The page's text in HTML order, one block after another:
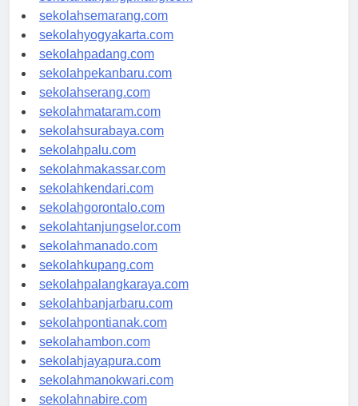
sekolahtanjungpinang.com
sekolahsemarang.com
sekolahyogyakarta.com
sekolahpadang.com
sekolahpekanbaru.com
sekolahserang.com
sekolahmataram.com
sekolahsurabaya.com
sekolahpalu.com
sekolahmakassar.com
sekolahkendari.com
sekolahgorontalo.com
sekolahtanjungselor.com
sekolahmanado.com
sekolahkupang.com
sekolahpalangkaraya.com
sekolahbanjarbaru.com
sekolahpontianak.com
sekolahambon.com
sekolahjayapura.com
sekolahmanokwari.com